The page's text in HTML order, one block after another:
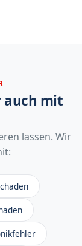
auch mit
lassen. Wir